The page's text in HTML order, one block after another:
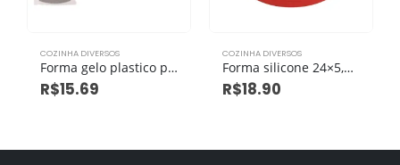
COZINHA DIVERSOS
Forma gelo plastico pp 34cm x 14cm x 3,3cm
R$15.69
COZINHA DIVERSOS
Forma silicone 24×5,5cm
R$18.90